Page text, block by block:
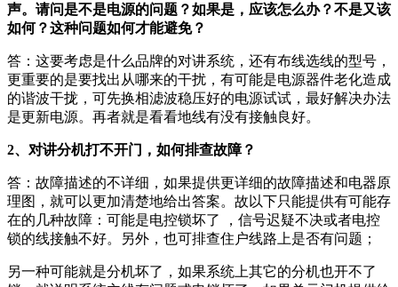
声。请问是不是电源的问题？如果是，应该怎么办？不是又该
如何？这种问题如何才能避免？
答：这要考虑是什么品牌的对讲系统，还有布线选线的型号，
更重要的是要找出从哪来的干扰，有可能是电源器件老化造成
的谐波干拢，可先换相滤波稳压好的电源试试，最好解决办法
是更新电源。再者就是看看地线有没有接触良好。
2、对讲分机打不开门，如何排查故障？
答：故障描述的不详细，如果提供更详细的故障描述和电器原
理图，就可以更加清楚地给出答案。故以下只能提供有可能存
在的几种故障：可能是电控锁坏了 ，信号迟疑不决或者电控
锁的线接触不好。另外，也可排查住户线路上是否有问题；
另一种可能就是分机坏了，如果系统上其它的分机也开不了